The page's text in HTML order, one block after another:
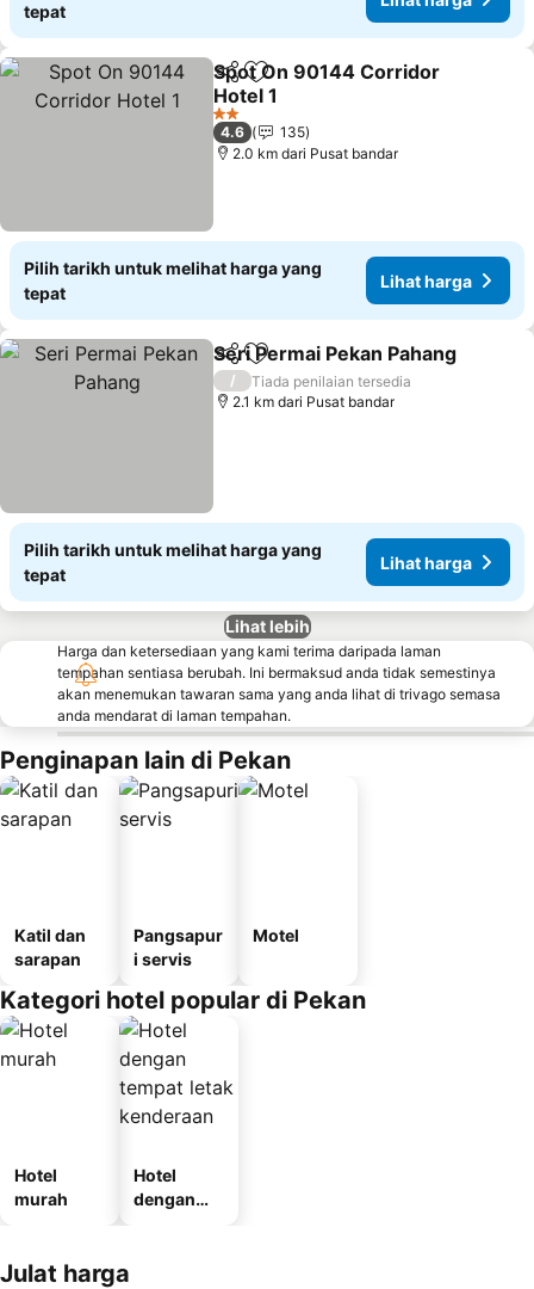
tepat
KongsiTambah ke favorit
Spot On 90144 Corridor
Hotel 1
2 Bintang
4.6
135
2.0 km dari Pusat bandar
Pilih tarikh untuk melihat harga yang
tepat
Lihat harga
KongsiTambah ke favorit
Seri Permai Pekan Pahang
/
Tiada penilaian tersedia
2.1 km dari Pusat bandar
Pilih tarikh untuk melihat harga yang
tepat
Lihat harga
Lihat lebih
Harga dan ketersediaan yang kami terima daripada laman
tempahan sentiasa berubah. Ini bermaksud anda tidak semestinya
akan menemukan tawaran sama yang anda lihat di trivago semasa
anda mendarat di laman tempahan.
Penginapan lain di Pekan
Katil dan
sarapan
Pangsapur
i servis
Motel
Kategori hotel popular di Pekan
Hotel
murah
Hotel
dengan
Julat harga